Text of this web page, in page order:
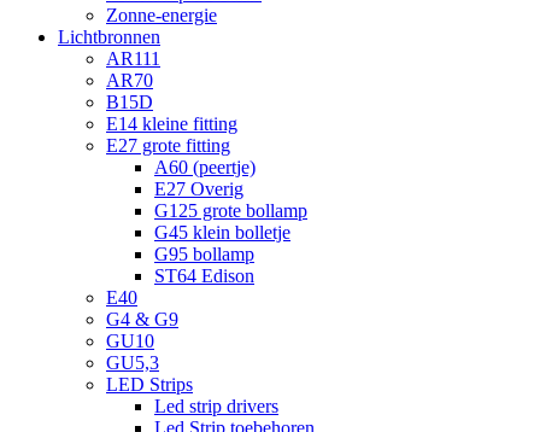
Zonne-energie
Lichtbronnen
AR111
AR70
B15D
E14 kleine fitting
E27 grote fitting
A60 (peertje)
E27 Overig
G125 grote bollamp
G45 klein bolletje
G95 bollamp
ST64 Edison
E40
G4 & G9
GU10
GU5,3
LED Strips
Led strip drivers
Led Strip toebehoren